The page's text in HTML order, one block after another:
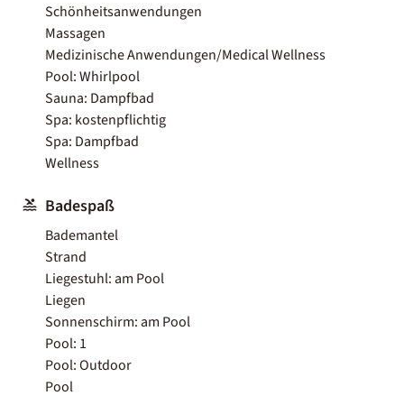
Schönheitsanwendungen
Massagen
Medizinische Anwendungen/Medical Wellness
Pool: Whirlpool
Sauna: Dampfbad
Spa: kostenpflichtig
Spa: Dampfbad
Wellness
Badespaß
Bademantel
Strand
Liegestuhl: am Pool
Liegen
Sonnenschirm: am Pool
Pool: 1
Pool: Outdoor
Pool